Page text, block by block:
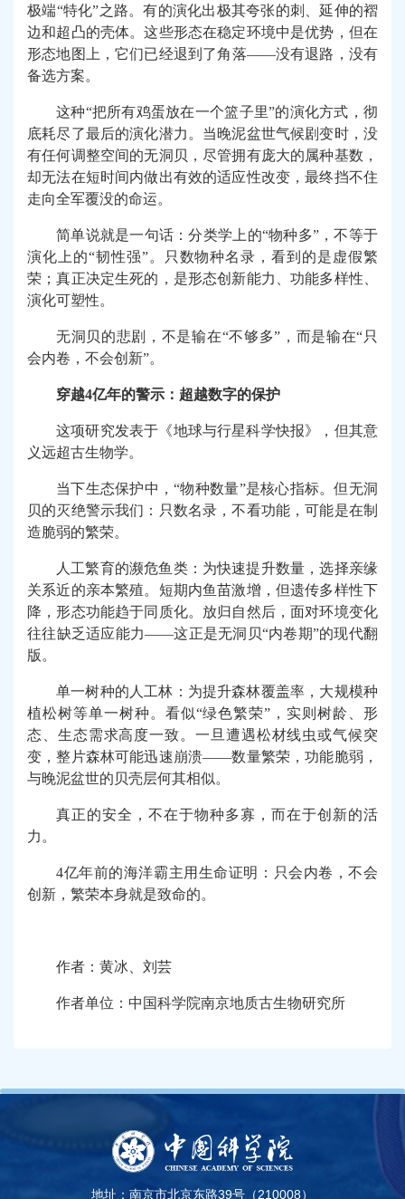
极端“特化”之路。有的演化出极其夸张的刺、延伸的褶
边和超凸的壳体。这些形态在稳定环境中是优势，但在
形态地图上，它们已经退到了角落——没有退路，没有
备选方案。
这种“把所有鸡蛋放在一个篮子里”的演化方式，彻
底耗尽了最后的演化潜力。当晚泥盆世气候剧变时，没
有任何调整空间的无洞贝，尽管拥有庞大的属种基数，
却无法在短时间内做出有效的适应性改变，最终挡不住
走向全军覆没的命运。
简单说就是一句话：分类学上的“物种多”，不等于
演化上的“韧性强”。只数物种名录，看到的是虚假繁
荣；真正决定生死的，是形态创新能力、功能多样性、
演化可塑性。
无洞贝的悲剧，不是输在“不够多”，而是输在“只
会内卷，不会创新”。
穿越4亿年的警示：超越数字的保护
这项研究发表于《地球与行星科学快报》，但其意
义远超古生物学。
当下生态保护中，“物种数量”是核心指标。但无洞
贝的灭绝警示我们：只数名录，不看功能，可能是在制
造脆弱的繁荣。
人工繁育的濒危鱼类：为快速提升数量，选择亲缘
关系近的亲本繁殖。短期内鱼苗激增，但遗传多样性下
降，形态功能趋于同质化。放归自然后，面对环境变化
往往缺乏适应能力——这正是无洞贝“内卷期”的现代翻
版。
单一树种的人工林：为提升森林覆盖率，大规模种
植松树等单一树种。看似“绿色繁荣”，实则树龄、形
态、生态需求高度一致。一旦遭遇松材线虫或气候突
变，整片森林可能迅速崩溃——数量繁荣，功能脆弱，
与晚泥盆世的贝壳层何其相似。
真正的安全，不在于物种多寡，而在于创新的活
力。
4亿年前的海洋霸主用生命证明：只会内卷，不会
创新，繁荣本身就是致命的。
作者：黄冰、刘芸
作者单位：中国科学院南京地质古生物研究所
地址：南京市北京东路39号（210008）